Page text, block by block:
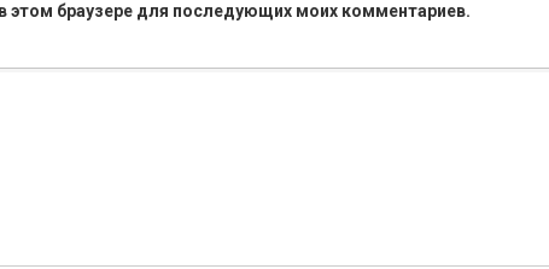
этом браузере для последующих моих комментариев.